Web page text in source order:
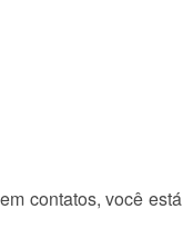
contatos, você está